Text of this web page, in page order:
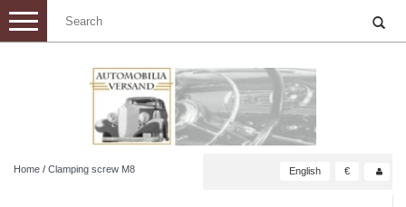
Toggle
navigation
Home / Clamping screw M8 English €